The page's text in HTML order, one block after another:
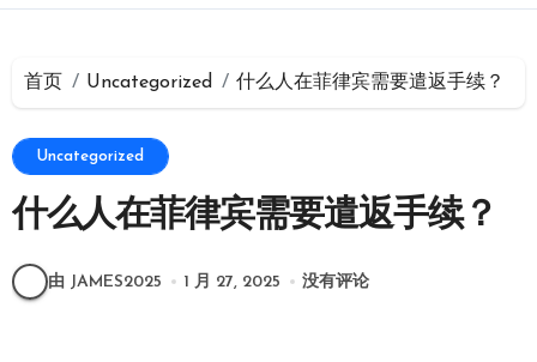
首页 Uncategorized 什么人在菲律宾需要遣返手续？
Uncategorized
什么人在菲律宾需要遣返手续？
由 JAMES2025 1 月 27, 2025 没有评论